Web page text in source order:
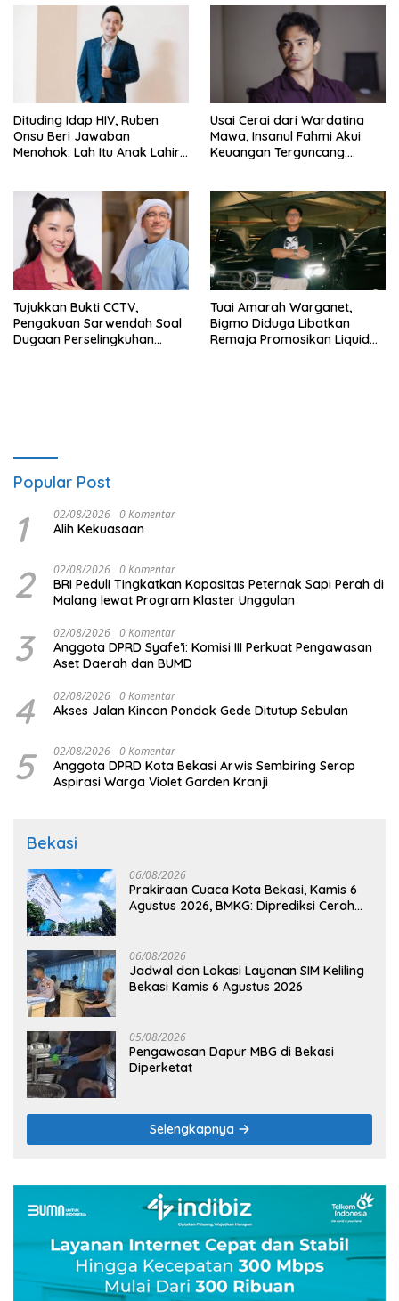
Dituding Idap HIV, Ruben
Onsu Beri Jawaban
Menohok: Lah Itu Anak Lahir
Usai Cerai dari Wardatina
Mawa, Insanul Fahmi Akui
Keuangan Terguncang:
Tujukkan Bukti CCTV,
Pengakuan Sarwendah Soal
Dugaan Perselingkuhan
Tuai Amarah Warganet,
Bigmo Diduga Libatkan
Remaja Promosikan Liquid
Popular Post
1 02/08/2026 0 Komentar
Alih Kekuasaan
2 02/08/2026 0 Komentar
BRI Peduli Tingkatkan Kapasitas Peternak Sapi Perah di
Malang lewat Program Klaster Unggulan
3 02/08/2026 0 Komentar
Anggota DPRD Syafe’i: Komisi III Perkuat Pengawasan
Aset Daerah dan BUMD
4 02/08/2026 0 Komentar
Akses Jalan Kincan Pondok Gede Ditutup Sebulan
5 02/08/2026 0 Komentar
Anggota DPRD Kota Bekasi Arwis Sembiring Serap
Aspirasi Warga Violet Garden Kranji
Bekasi
06/08/2026
Prakiraan Cuaca Kota Bekasi, Kamis 6
Agustus 2026, BMKG: Diprediksi Cerah
06/08/2026
Jadwal dan Lokasi Layanan SIM Keliling
Bekasi Kamis 6 Agustus 2026
05/08/2026
Pengawasan Dapur MBG di Bekasi
Diperketat
Selengkapnya